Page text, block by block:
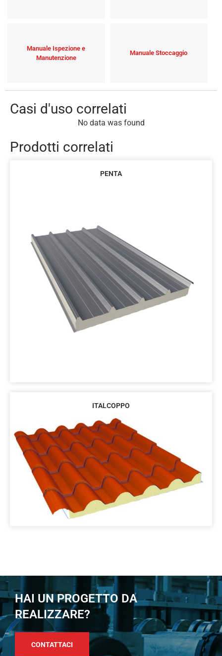
Manuale Ispezione e
Manutenzione
Manuale Stoccaggio
Casi d'uso correlati
No data was found
Prodotti correlati
PENTA
ITALCOPPO
HAI UN PROGETTO DA
REALIZZARE?
CONTATTACI